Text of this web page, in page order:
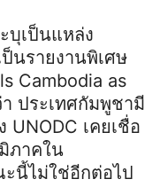
บุเป็นแหล่ง
นรายงานพิเศษ
Cambodia as
ประเทศกัมพูชามี
เคยเชื่อ
ภาคใน
นี้ไม่ใช่อีกต่อไป